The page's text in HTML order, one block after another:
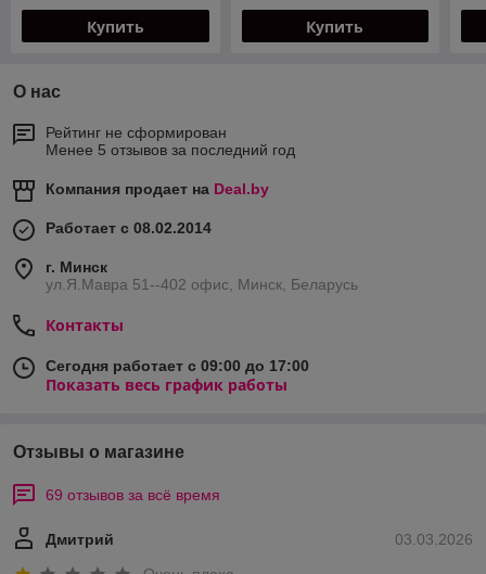
Купить Купить
О нас
Рейтинг не сформирован
Менее 5 отзывов за последний год
Компания продает на Deal.by
Работает с 08.02.2014
г. Минск
ул.Я.Мавра 51--402 офис, Минск, Беларусь
Контакты
Сегодня работает с 09:00 до 17:00
Показать весь график работы
Отзывы о магазине
69 отзывов за всё время
03.03.2026
Дмитрий